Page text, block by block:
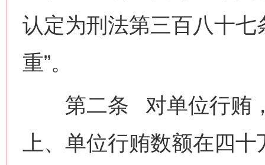
认定为刑法第三百八十七
重”。
第二条 对单位行贿，
上、单位行贿数额在四